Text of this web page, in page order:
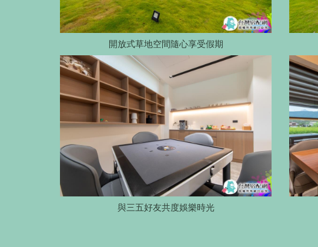
開放式草地空間隨心享受假期
與三五好友共度娛樂時光